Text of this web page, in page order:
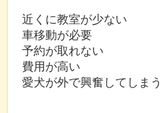
近くに教室が少ない
車移動が必要
予約が取れない
費用が高い
愛犬が外で興奮してしまう